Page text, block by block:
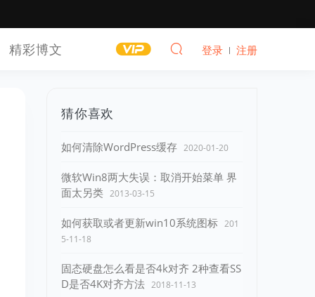
精彩博文 登录 注册
猜你喜欢
如何清除WordPress缓存 2020-01-20
微软Win8两大失误：取消开始菜单 界
面太另类 2013-03-15
如何获取或者更新win10系统图标 201
5-11-18
固态硬盘怎么看是否4k对齐 2种查看SS
D是否4K对齐方法 2018-11-13